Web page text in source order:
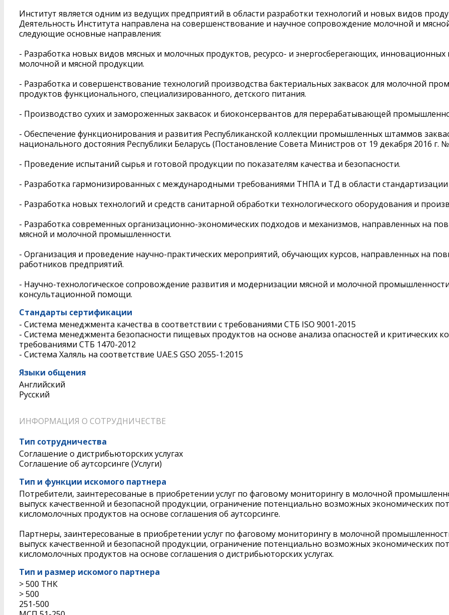
Институт является одним из ведущих предприятий в области разработки технологий и новых видов
Деятельность Института направлена на совершенствование и научное сопровождение молочной и
следующие основные направления:
- Разработка новых видов мясных и молочных продуктов, ресурсо- и энергосберегающих,
молочной и мясной продукции.
- Разработка и совершенствование технологий производства бактериальных заквасок для молочной
продуктов функционального, специализированного, детского питания.
- Производство сухих и замороженных заквасок и биоконсервантов для перерабатывающей
- Обеспечение функционирования и развития Республиканской коллекции промышленных штаммов
национального достояния Республики Беларусь (Постановление Совета Министров от 19 декабря 2016 г.
- Проведение испытаний сырья и готовой продукции по показателям качества и безопасности.
- Разработка гармонизированных с международными требованиями ТНПА и ТД в области
- Разработка новых технологий и средств санитарной обработки технологического оборудования и
- Разработка современных организационно-экономических подходов и механизмов, направленных на
мясной и молочной промышленности.
- Организация и проведение научно-практических мероприятий, обучающих курсов, направленных на
работников предприятий.
- Научно-технологическое сопровождение развития и модернизации мясной и молочной
консультационной помощи.
Стандарты сертификации
- Система менеджмента качества в соответствии с требованиями СТБ ISO 9001-2015
- Система менеджмента безопасности пищевых продуктов на основе анализа опасностей и критических
требованиями СТБ 1470-2012
- Система Халяль на соответствие UAE.S GSO 2055-1:2015
Языки общения
Английский
Русский
ИНФОРМАЦИЯ О СОТРУДНИЧЕСТВЕ
Тип сотрудничества
Соглашение о дистрибьюторских услугах
Соглашение об аутсорсинге (Услуги)
Тип и функции искомого партнера
Потребители, заинтересованые в приобретении услуг по фаговому мониторингу в молочной
выпуск качественной и безопасной продукции, ограничение потенциально возможных экономических
кисломолочных продуктов на основе соглашения об аутсорсинге.
Партнеры, заинтересованые в приобретении услуг по фаговому мониторингу в молочной
выпуск качественной и безопасной продукции, ограничение потенциально возможных экономических
кисломолочных продуктов на основе соглашения о дистрибьюторских услугах.
Тип и размер искомого партнера
> 500 ТНК
> 500
251-500